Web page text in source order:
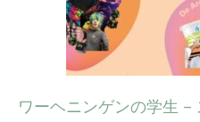
ワーヘニンゲンの学生 –